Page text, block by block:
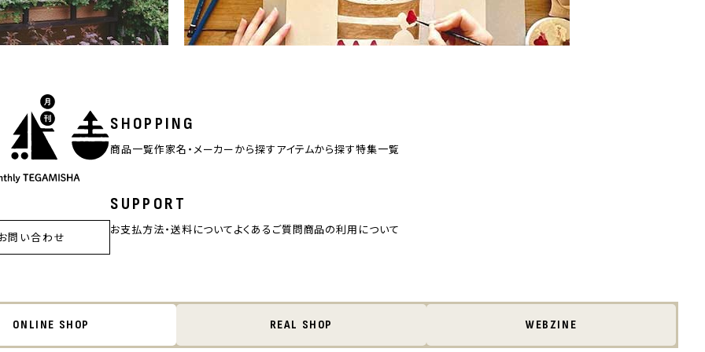
SHOPPING
商品一覧作家名・メーカーから探すアイテムから探す特集一覧
SUPPORT
お支払方法・送料についてよくあるご質問商品の利用について
問い合わせ
ONLINE SHOP REAL SHOP WEBZINE